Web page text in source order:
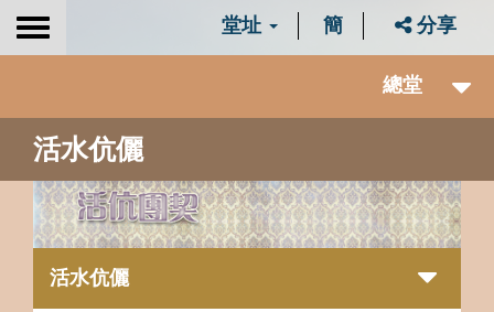
Toggle
堂址 簡 分享
總堂
活水伉儷
活水伉儷